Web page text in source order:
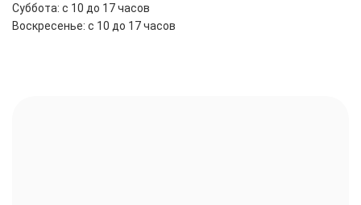
Суббота: с 10 до 17 часов
Воскресенье: с 10 до 17 часов